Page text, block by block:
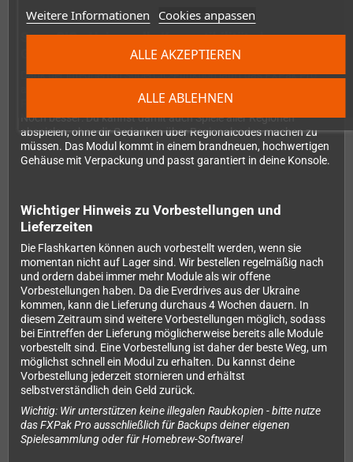
Weitere Informationen Cookies anpassen
ALLE ABLEHNEN
ALLE AKZEPTIEREN
SuperCIC - Universelle Kompatibilität ohne
Dank der integrierten SuperCIC-Funktion läuft das FXPak Pro
auf wirklich ALLEN SNES-Konsolen -egal ob japanische Super
Famicom, amerikanisches SNES oder europäisches Modell.
Noch besser: Du kannst damit auch Spiele aller Regionen
abspielen, ohne dir Gedanken über Regionalcodes machen zu
müssen. Das Modul kommt in einem brandneuen, hochwertigen
Gehäuse mit Verpackung und passt garantiert in deine Konsole.
Wichtiger Hinweis zu Vorbestellungen und
Lieferzeiten
Die Flashkarten können auch vorbestellt werden, wenn sie
momentan nicht auf Lager sind. Wir bestellen regelmäßig nach
und ordern dabei immer mehr Module als wir offene
Vorbestellungen haben. Da die Everdrives aus der Ukraine
kommen, kann die Lieferung durchaus 4 Wochen dauern. In
diesem Zeitraum sind weitere Vorbestellungen möglich, sodass
bei Eintreffen der Lieferung möglicherweise bereits alle Module
vorbestellt sind. Eine Vorbestellung ist daher der beste Weg, um
möglichst schnell ein Modul zu erhalten. Du kannst deine
Vorbestellung jederzeit stornieren und erhältst
selbstverständlich dein Geld zurück.
Wichtig: Wir unterstützen keine illegalen Raubkopien - bitte nutze
das FXPak Pro ausschließlich für Backups deiner eigenen
Spielesammlung oder für Homebrew-Software!